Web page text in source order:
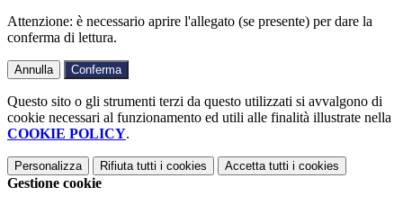
Attenzione: è necessario aprire l'allegato (se presente) per dare la
conferma di lettura.
Annulla Conferma
Questo sito o gli strumenti terzi da questo utilizzati si avvalgono di
cookie necessari al funzionamento ed utili alle finalità illustrate nella
COOKIE POLICY.
Personalizza Rifiuta tutti i cookies Accetta tutti i cookies
Gestione cookie